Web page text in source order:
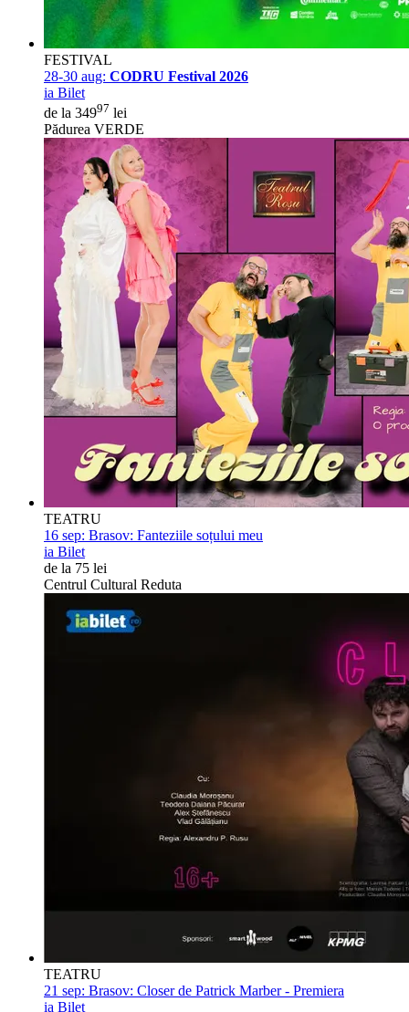
FESTIVAL
28-30 aug: CODRU Festival 2026
ia Bilet
de la 34997 lei
Pădurea VERDE
TEATRU
16 sep: Brasov: Fanteziile soțului meu
ia Bilet
de la 75 lei
Centrul Cultural Reduta
TEATRU
21 sep: Brasov: Closer de Patrick Marber - Premiera
ia Bilet